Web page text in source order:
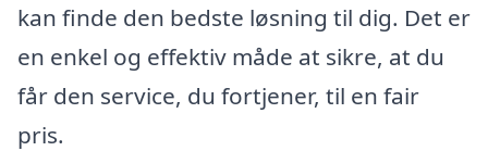
kan finde den bedste løsning til dig. Det er
en enkel og effektiv måde at sikre, at du
får den service, du fortjener, til en fair
pris.